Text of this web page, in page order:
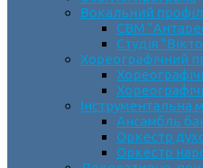
Вокальний
СВМ
Студія
Хореографічний
Інструментальна
Ансамбль
Оркестр
Оркестр